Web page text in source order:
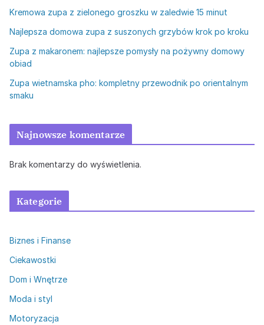
Kremowa zupa z zielonego groszku w zaledwie 15 minut
Najlepsza domowa zupa z suszonych grzybów krok po kroku
Zupa z makaronem: najlepsze pomysły na pożywny domowy
obiad
Zupa wietnamska pho: kompletny przewodnik po orientalnym
smaku
Najnowsze komentarze
Brak komentarzy do wyświetlenia.
Kategorie
Biznes i Finanse
Ciekawostki
Dom i Wnętrze
Moda i styl
Motoryzacja